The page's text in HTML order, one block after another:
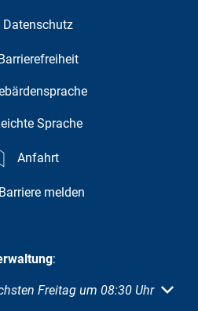
Datenschutz
Sprache
Anfahrt
Barriere melden
:
oder Schließzeiten
Freitag um 08:30 Uhr